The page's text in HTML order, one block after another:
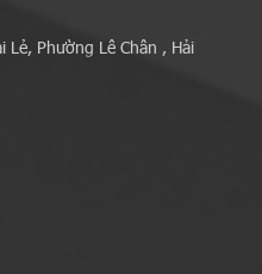
Phường Lê Chân , Hải